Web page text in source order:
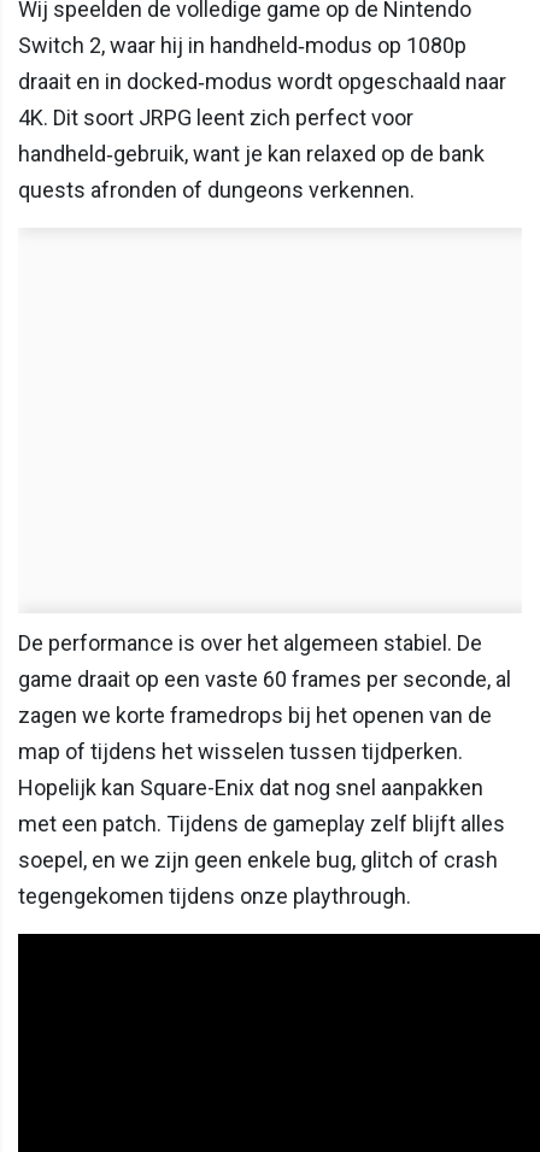
Wij speelden de volledige game op de Nintendo
Switch 2, waar hij in handheld‑modus op 1080p
draait en in docked‑modus wordt opgeschaald naar
4K. Dit soort JRPG leent zich perfect voor
handheld‑gebruik, want je kan relaxed op de bank
quests afronden of dungeons verkennen.
De performance is over het algemeen stabiel. De
game draait op een vaste 60 frames per seconde, al
zagen we korte framedrops bij het openen van de
map of tijdens het wisselen tussen tijdperken.
Hopelijk kan Square-Enix dat nog snel aanpakken
met een patch. Tijdens de gameplay zelf blijft alles
soepel, en we zijn geen enkele bug, glitch of crash
tegengekomen tijdens onze playthrough.